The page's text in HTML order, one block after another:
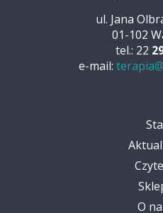
ul. Jana
01-102
tel.: 22
e-mail:
O